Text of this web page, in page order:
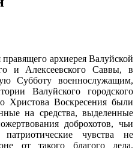
архиерея Валуйской
и Алексеевского Саввы, в
Субботу военнослужащим,
Валуйского городского
Христова Воскресения были
на средства, выделенные
доброхотов, чьи
чувства не
от такого благого дела.